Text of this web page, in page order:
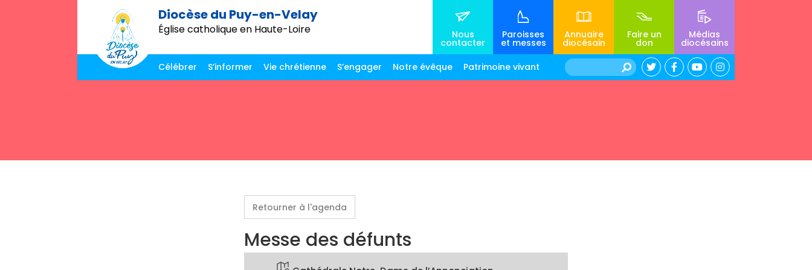
Diocèse du Puy-en-Velay
Église catholique en Haute-Loire Nous
contacter
Paroisses
et messes
Annuaire
diocésain
Faire un
don
Médias
diocésains
Célébrer
S’informer Vie chrétienne S’engager Notre évêque Patrimoine vivant Rechercher :
Retourner à l'agenda
Messe des défunts